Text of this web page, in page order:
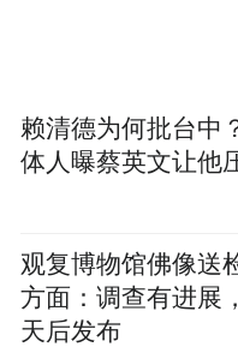
重渡沟万亩竹海
而下，山泉叮咚、
赖清德为何批台中
体人曝蔡英文让他
观复博物馆佛像送
方面：调查有进展
天后发布